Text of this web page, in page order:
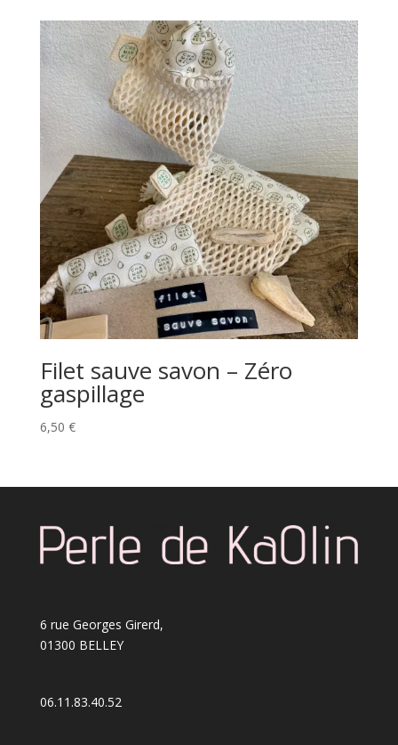
Filet sauve savon – Zéro
gaspillage
6,50 €
6 rue Georges Girerd,
01300 BELLEY
06.11.83.40.52